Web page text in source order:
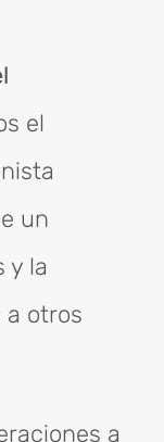
el
un
y la
a otros
a